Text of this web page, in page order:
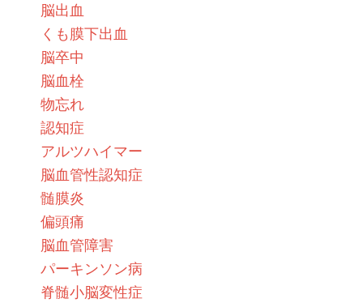
脳出血
くも膜下出血
脳卒中
脳血栓
物忘れ
認知症
アルツハイマー
脳血管性認知症
髄膜炎
偏頭痛
脳血管障害
パーキンソン病
脊髄小脳変性症